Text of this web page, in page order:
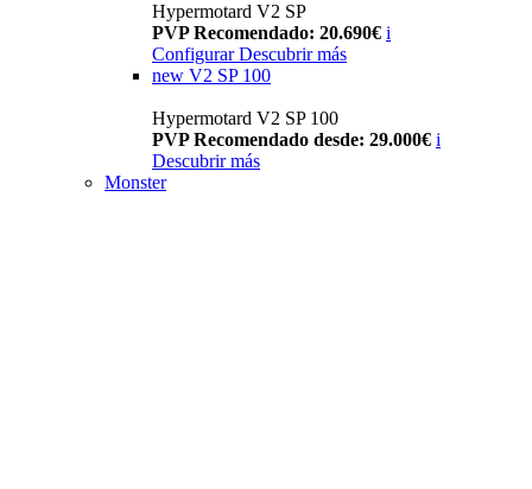
Hypermotard V2 SP
PVP Recomendado: 20.690€ i
Configurar Descubrir más
new V2 SP 100
Hypermotard V2 SP 100
PVP Recomendado desde: 29.000€ i
Descubrir más
Monster